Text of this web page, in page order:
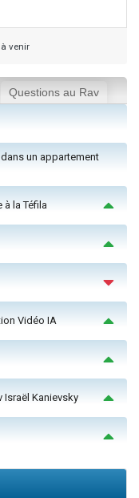
venir
Questions au Rav
dans un appartement
à la Téfila
Vidéo IA
Israël Kanievsky